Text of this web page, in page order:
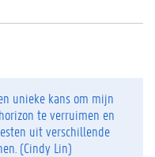
unieke kans om mijn
te verruimen en
uit verschillende
(Cindy Lin)